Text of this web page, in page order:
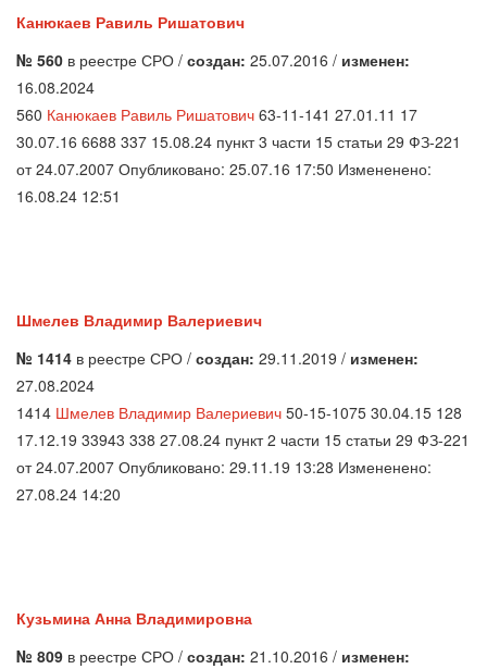
Канюкаев Равиль Ришатович
№ 560 в реестре СРО / создан: 25.07.2016 / изменен:
16.08.2024
560 Канюкаев Равиль Ришатович 63-11-141 27.01.11 17
30.07.16 6688 337 15.08.24 пункт 3 части 15 статьи 29 ФЗ-221
от 24.07.2007 Опубликовано: 25.07.16 17:50 Измененено:
16.08.24 12:51
Шмелев Владимир Валериевич
№ 1414 в реестре СРО / создан: 29.11.2019 / изменен:
27.08.2024
1414 Шмелев Владимир Валериевич 50-15-1075 30.04.15 128
17.12.19 33943 338 27.08.24 пункт 2 части 15 статьи 29 ФЗ-221
от 24.07.2007 Опубликовано: 29.11.19 13:28 Измененено:
27.08.24 14:20
Кузьмина Анна Владимировна
№ 809 в реестре СРО / создан: 21.10.2016 / изменен: